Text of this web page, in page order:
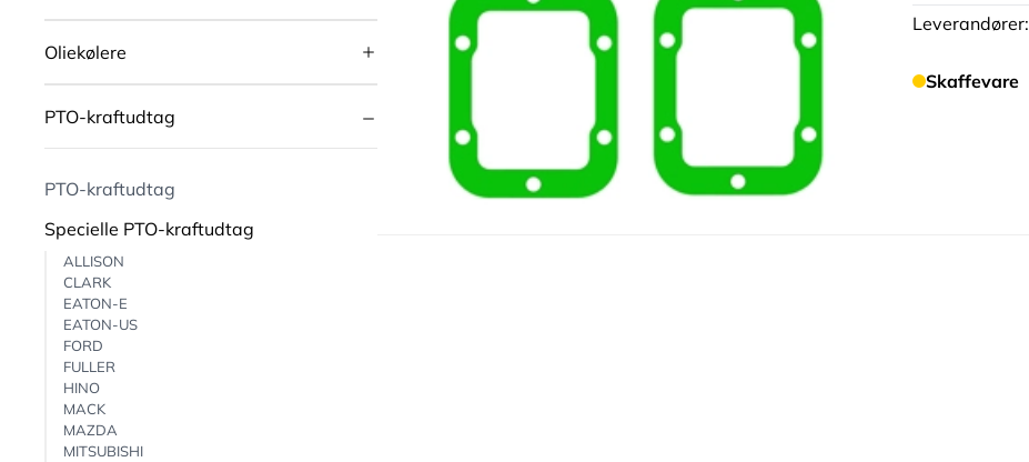
Oliekølere
PTO-kraftudtag
PTO-kraftudtag
Specielle PTO-kraftudtag
ALLISON
CLARK
EATON-E
EATON-US
FORD
FULLER
HINO
MACK
MAZDA
MITSUBISHI
Leverandører:
Skaffevare